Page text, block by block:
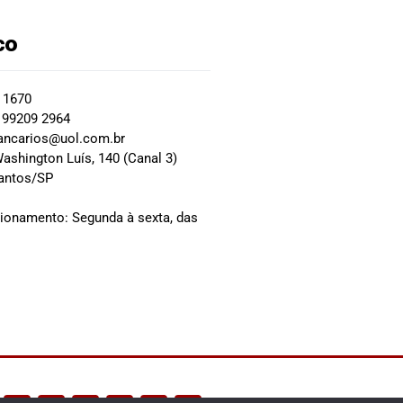
2964
Luís, 140 (Canal 3)
SP
Segunda à sexta, das